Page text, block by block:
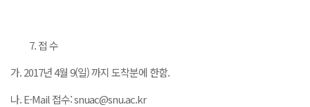
접 수
가. 2017년 4월 9(일) 까지 도착분에 한함.
나. E-Mail 접수: snuac@snu.ac.kr